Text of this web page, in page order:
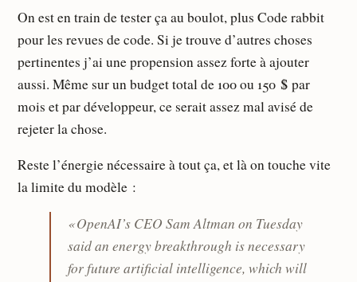
On est en train de tester ça au boulot, plus Code rabbit
pour les revues de code. Si je trouve d’autres choses
pertinentes j’ai une propension assez forte à ajouter
aussi. Même sur un budget total de 100 ou 150 $ par
mois et par développeur, ce serait assez mal avisé de
rejeter la chose.
Reste l’énergie nécessaire à tout ça, et là on touche vite
la limite du modèle :
« OpenAI’s CEO Sam Altman on Tuesday
said an energy breakthrough is necessary
for future artificial intelligence, which will